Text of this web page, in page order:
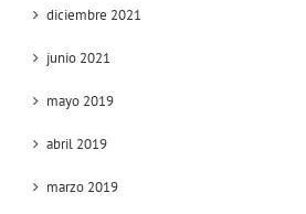
diciembre 2021
junio 2021
mayo 2019
abril 2019
marzo 2019